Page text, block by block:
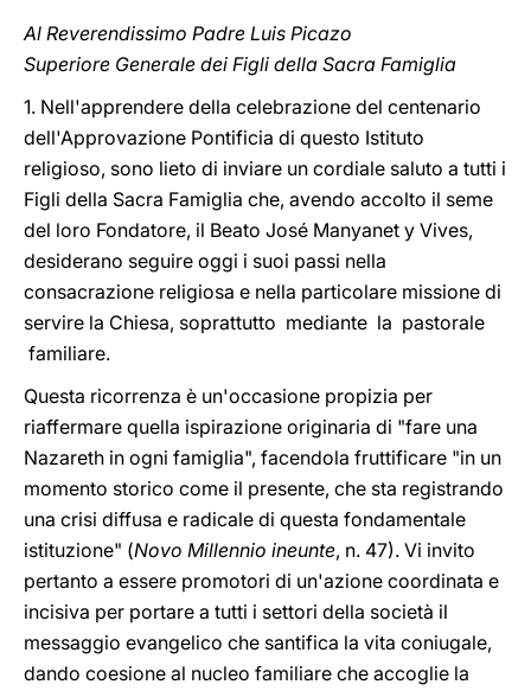
Al Reverendissimo Padre Luis Picazo
Superiore Generale dei Figli della Sacra Famiglia
1. Nell'apprendere della celebrazione del centenario
dell'Approvazione Pontificia di questo Istituto
religioso, sono lieto di inviare un cordiale saluto a tutti i
Figli della Sacra Famiglia che, avendo accolto il seme
del loro Fondatore, il Beato José Manyanet y Vives,
desiderano seguire oggi i suoi passi nella
consacrazione religiosa e nella particolare missione di
servire la Chiesa, soprattutto mediante la pastorale
familiare.
Questa ricorrenza è un'occasione propizia per
riaffermare quella ispirazione originaria di "fare una
Nazareth in ogni famiglia", facendola fruttificare "in un
momento storico come il presente, che sta registrando
una crisi diffusa e radicale di questa fondamentale
istituzione" (Novo Millennio ineunte, n. 47). Vi invito
pertanto a essere promotori di un'azione coordinata e
incisiva per portare a tutti i settori della società il
messaggio evangelico che santifica la vita coniugale,
dando coesione al nucleo familiare che accoglie la